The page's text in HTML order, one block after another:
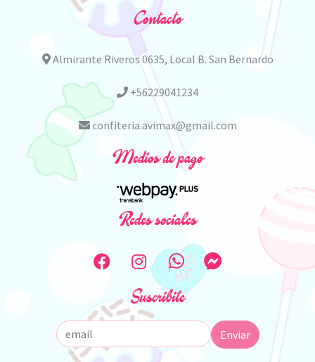
Contacto
Almirante Riveros 0635, Local B. San Bernardo
+56229041234
confiteria.avimax@gmail.com
Medios de pago
Redes sociales
Suscribite
Enviar